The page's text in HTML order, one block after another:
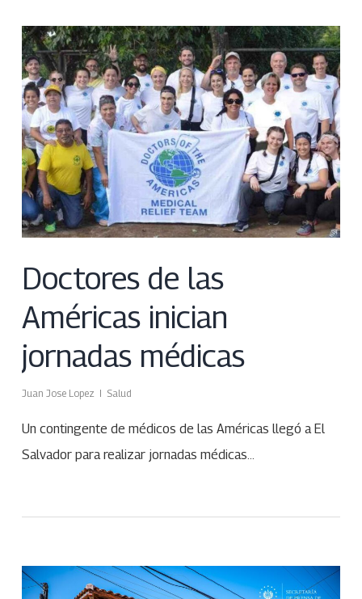
Doctores de las
Américas inician
jornadas médicas
Juan Jose Lopez Salud
Un contingente de médicos de las Américas llegó a El
Salvador para realizar jornadas médicas…